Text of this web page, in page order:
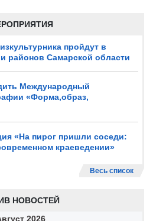
пройдут в
районов Самарской области
Международный
«Форма,образ,
«На пирог пришли соседи:
краеведении»
Весь список
НОВОСТЕЙ
2026